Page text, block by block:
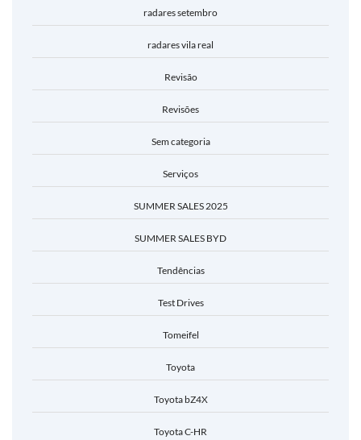
radares setembro
radares vila real
Revisão
Revisões
Sem categoria
Serviços
SUMMER SALES 2025
SUMMER SALES BYD
Tendências
Test Drives
Tomeifel
Toyota
Toyota bZ4X
Toyota C-HR